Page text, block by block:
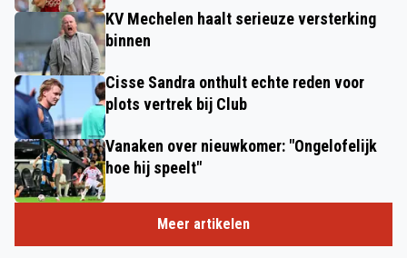
KV Mechelen haalt serieuze versterking
binnen
Cisse Sandra onthult echte reden voor
plots vertrek bij Club
Vanaken over nieuwkomer: "Ongelofelijk
hoe hij speelt"
Meer artikelen